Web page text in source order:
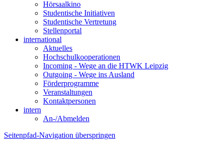
Hörsaalkino
Studentische Initiativen
Studentische Vertretung
Stellenportal
international
Aktuelles
Hochschulkooperationen
Incoming - Wege an die HTWK Leipzig
Outgoing - Wege ins Ausland
Förderprogramme
Veranstaltungen
Kontaktpersonen
intern
An-/Abmelden
Seitenpfad-Navigation überspringen